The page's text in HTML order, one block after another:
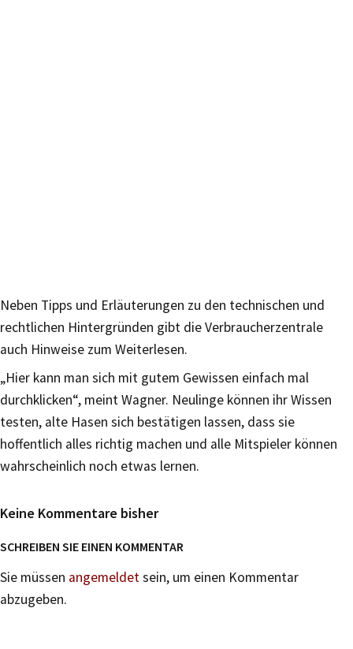
Neben Tipps und Erläuterungen zu den technischen und
rechtlichen Hintergründen gibt die Verbraucherzentrale
auch Hinweise zum Weiterlesen.
„Hier kann man sich mit gutem Gewissen einfach mal
durchklicken“, meint Wagner. Neulinge können ihr Wissen
testen, alte Hasen sich bestätigen lassen, dass sie
hoffentlich alles richtig machen und alle Mitspieler können
wahrscheinlich noch etwas lernen.
Keine Kommentare bisher
SCHREIBEN SIE EINEN KOMMENTAR
Sie müssen angemeldetsein, um einen Kommentar
abzugeben.